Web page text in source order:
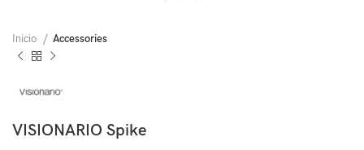
Inicio Accessories
VISIONARIO Spike